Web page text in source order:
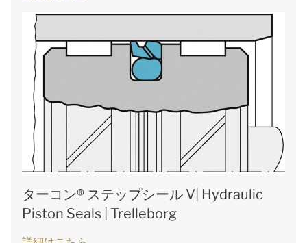
ターコン® ステップシール V| Hydraulic
Piston Seals | Trelleborg